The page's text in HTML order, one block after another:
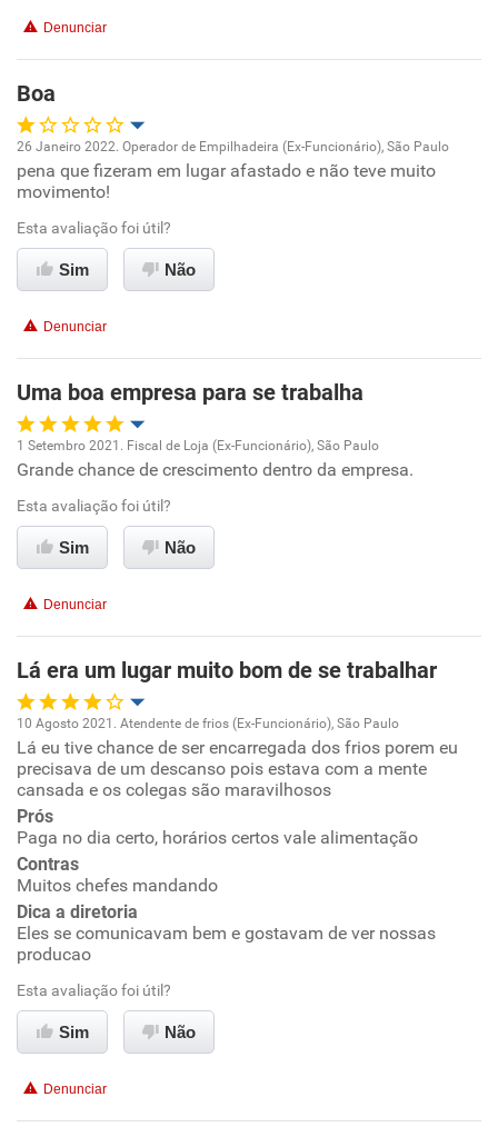
Denunciar
Boa
Oportunidade de promoção
Ambiente de trabalho
Conciliação com a vida familiar
Recomenda esta empresa
Recomenda a diretoria
26 Janeiro 2022. Operador de Empilhadeira (Ex-Funcionário), São Paulo
pena que fizeram em lugar afastado e não teve muito
movimento!
Esta avaliação foi útil?
Sim Não
Denunciar
Uma boa empresa para se trabalha
Oportunidade de promoção
Ambiente de trabalho
Benefícios
Recomenda esta empresa
1 Setembro 2021. Fiscal de Loja (Ex-Funcionário), São Paulo
Grande chance de crescimento dentro da empresa.
Esta avaliação foi útil?
Sim Não
Denunciar
Lá era um lugar muito bom de se trabalhar
Oportunidade de promoção
Ambiente de trabalho
Conciliação com a vida familiar
Benefícios
10 Agosto 2021. Atendente de frios (Ex-Funcionário), São Paulo
Lá eu tive chance de ser encarregada dos frios porem eu
precisava de um descanso pois estava com a mente
cansada e os colegas são maravilhosos
Prós
Paga no dia certo, horários certos vale alimentação
Contras
Muitos chefes mandando
Dica a diretoria
Eles se comunicavam bem e gostavam de ver nossas
producao
Esta avaliação foi útil?
Sim Não
Denunciar